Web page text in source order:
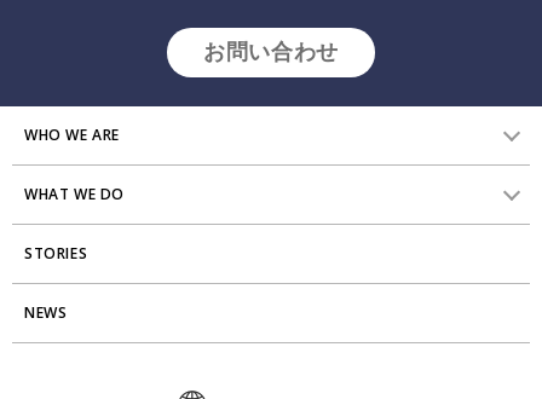
お問い合わせ
WHO WE ARE
HVからのメッセージ
研究員紹介
アクセス
WHAT WE DO
組織変革
エンゲージメント向上支援
STORIES
Stories
NEWS